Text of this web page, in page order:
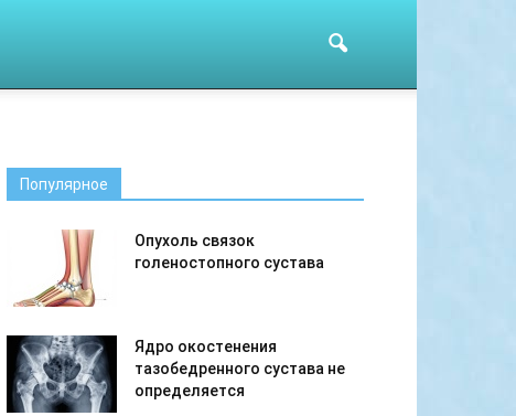
Популярное
Опухоль связок
голеностопного сустава
Ядро окостенения
тазобедренного сустава не
определяется